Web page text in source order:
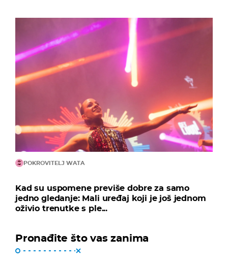
POKROVITELJ WATA
Kad su uspomene previše dobre za samo
jedno gledanje: Mali uređaj koji je još jednom
oživio trenutke s ple...
Pronađite što vas zanima